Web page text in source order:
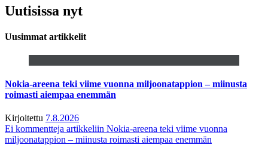
Uutisissa nyt
Uusimmat artikkelit
Nokia-areena teki viime vuonna miljoonatappion – miinusta
roimasti aiempaa enemmän
Kirjoitettu 7.8.2026
Ei kommentteja artikkeliin Nokia-areena teki viime vuonna
miljoonatappion – miinusta roimasti aiempaa enemmän